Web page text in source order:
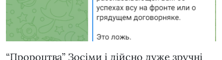
“Пророцтва” Зосіми і дійсно дуже зручні